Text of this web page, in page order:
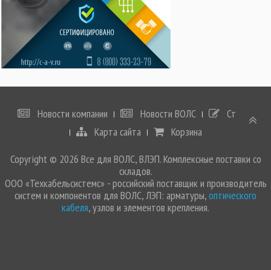
Новости компании Новости ВОЛС
Статьи
Карта сайта
Корзина
Copyright © 2026 Все для ВОЛС, ВЛЭП. Комплексные поставки со
складов.
ООО «Техкабельсистемс» - российский поставщик и производитель
систем и компонентов для ВОЛС, ЛЭП: арматуры,оптического
кабеля, узлов и элементов крепления.